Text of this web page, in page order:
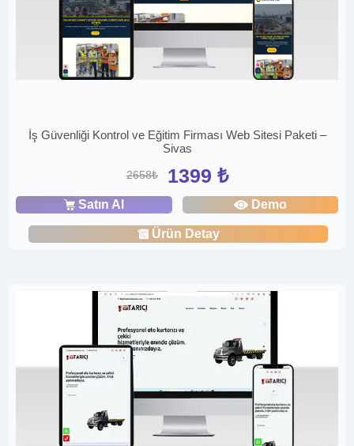
İş Güvenliği Kontrol ve Eğitim Firması Web Sitesi Paketi –
Sivas
2658₺ 1399 ₺
Satın Al Demo
Ürün Detay